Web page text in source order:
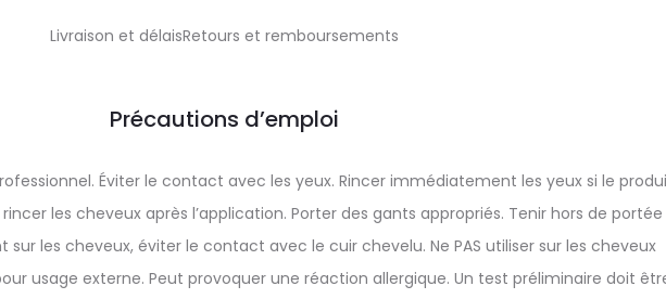
Livraison et délaisRetours et remboursements
Précautions d’emploi
Éviter le contact avec les yeux. Rincer immédiatement les yeux si le
les cheveux après l’application. Porter des gants appropriés. Tenir hors de portée
sur les cheveux, éviter le contact avec le cuir chevelu. Ne PAS utiliser sur les cheveux
usage externe. Peut provoquer une réaction allergique. Un test préliminaire doit